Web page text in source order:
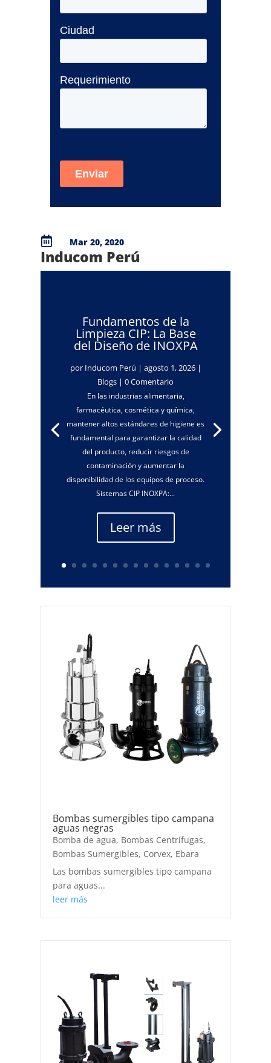
 Mar 20, 2020
Inducom Perú
Fundamentos de la
Limpieza CIP: La Base
del Diseño de INOXPA
por Inducom Perú | agosto 1, 2026|
Blogs | 0 Comentario
En las industrias alimentaria,
farmacéutica, cosmética y química,
mantener altos estándares de higiene es
fundamental para garantizar la calidad
del producto, reducir riesgos de
contaminación y aumentar la
disponibilidad de los equipos de proceso.
Sistemas CIP INOXPA:...
Leer más
Bombas sumergibles tipo campana
aguas negras
Bomba de agua, Bombas Centrífugas,
Bombas Sumergibles, Corvex, Ebara
Las bombas sumergibles tipo campana
para aguas...
leer más